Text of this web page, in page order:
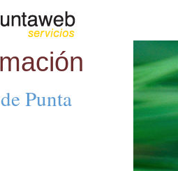
Punta